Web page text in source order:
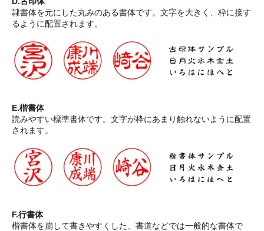
隷書体を元にした丸みのある書体です。文字を大きく、枠に接す
るように配置されます。
E.楷書体
読みやすい標準書体です。文字が枠にあまり触れないように配置
されます。
F.行書体
楷書体を崩して書きやすくした、書道などでは一般的な書体で